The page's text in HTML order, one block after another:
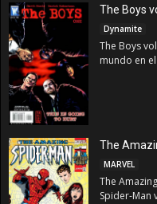
The Boys
Dynamite
The Boys
mundo en
The
MARVEL
The
Spider-Man